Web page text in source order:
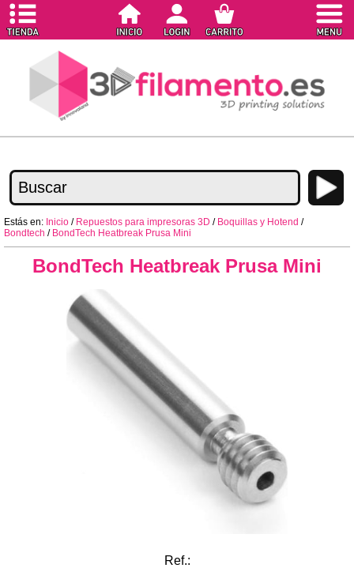
Estás en: Inicio / Repuestos para impresoras 3D / Boquillas y Hotend /
Bondtech / BondTech Heatbreak Prusa Mini
BondTech Heatbreak Prusa Mini
Ref.: